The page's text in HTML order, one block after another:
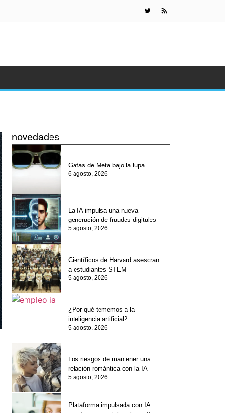
novedades
Gafas de Meta bajo la lupa
6 agosto, 2026
La IA impulsa una nueva
generación de fraudes digitales
5 agosto, 2026
Científicos de Harvard asesoran
a estudiantes STEM
5 agosto, 2026
¿Por qué tememos a la
inteligencia artificial?
5 agosto, 2026
Los riesgos de mantener una
relación romántica con la IA
5 agosto, 2026
Plataforma impulsada con IA